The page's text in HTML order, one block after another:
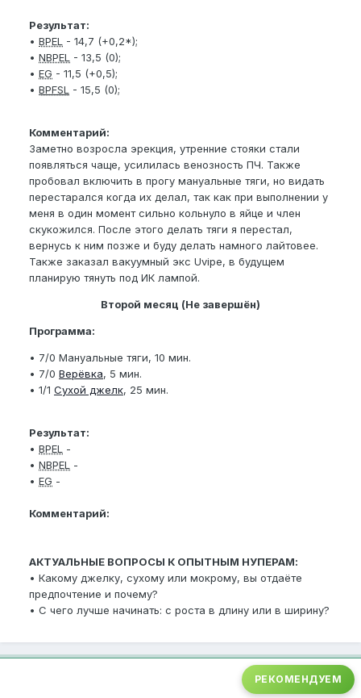
Результат:
• BPEL
- 14,7 (+0,2*);
• NBPEL
- 13,5 (0);
• EG - 11,5 (+0,5);
• BPFSL - 15,5 (0);
Комментарий:
Заметно возросла эрекция, утренние стояки стали
появляться чаще, усилилась венозность ПЧ. Также
пробовал включить в прогу мануальные тяги, но видать
перестарался когда их делал, так как при выполнении у
меня в один момент сильно кольнуло в яйце и член
скукожился. После этого делать тяги я перестал,
вернусь к ним позже и буду делать намного лайтовее.
Также заказал вакуумный экс Uvipe, в будущем
планирую тянуть под ИК лампой.
Второй месяц (Не завершён)
Программа:
• 7/0 Мануальные тяги, 10 мин.
• 7/0 Верёвка, 5 мин.
• 1/1 Сухой джелк, 25 мин.
Результат:
• BPEL
-
• NBPEL
-
• EG -
Комментарий:
АКТУАЛЬНЫЕ ВОПРОСЫ К ОПЫТНЫМ НУПЕРАМ:
• Какому джелку, сухому или мокрому, вы отдаёте
предпочтение и почему?
• С чего лучше начинать: с роста в длину или в ширину?
РЕКОМЕНДУЕМ